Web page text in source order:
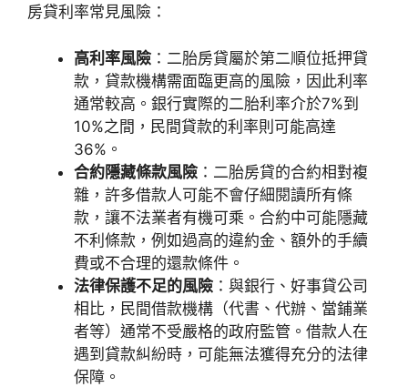
房貸利率常見風險：
高利率風險 ：二胎房貸屬於第二順位抵押貸
款，貸款機構需面臨更高的風險，因此利率
通常較高。銀行實際的二胎利率介於7%到
10%之間，民間貸款的利率則可能高達
36%。
合約隱藏條款風險 ：二胎房貸的合約相對複
雜，許多借款人可能不會仔細閱讀所有條
款，讓不法業者有機可乘。合約中可能隱藏
不利條款，例如過高的違約金、額外的手續
費或不合理的還款條件。
法律保護不足的風險 ：與銀行、好事貸公司
相比，民間借款機構（代書、代辦、當鋪業
者等）通常不受嚴格的政府監管。借款人在
遇到貸款糾紛時，可能無法獲得充分的法律
保障。